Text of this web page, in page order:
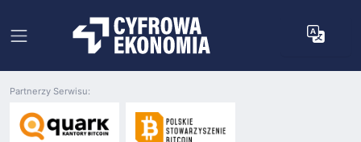
Partnerzy Serwisu: